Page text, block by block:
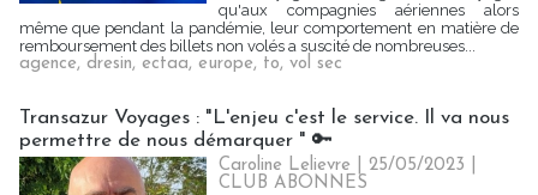
qu'aux compagnies aériennes alors
même que pendant la pandémie, leur comportement en matière de
remboursement des billets non volés a suscité de nombreuses...
agence, dresin, ectaa, europe, to, vol sec
Transazur Voyages : "L'enjeu c'est le service. Il va nous
permettre de nous démarquer " 🔑
Caroline Lelievre | 25/05/2023
CLUB ABONNES